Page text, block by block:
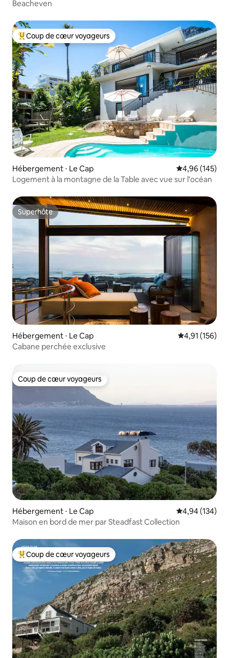
Beacheven
Coups de cœur voyageurs les plus appréciés
Coup de cœur voyageurs
Hébergement ⋅ Le Cap Évaluation
4,96 (145)
Logement à la montagne de la Table avec vue sur l'océan
Superhôte
Superhôte
Hébergement ⋅ Le Cap Évaluation
4,91 (156)
Cabane perchée exclusive
Coup de cœur voyageurs
Coup de cœur voyageurs
Hébergement ⋅ Le Cap Évaluation
4,94 (134)
Maison en bord de mer par Steadfast Collection
Coups de cœur voyageurs les plus appréciés
Coup de cœur voyageurs